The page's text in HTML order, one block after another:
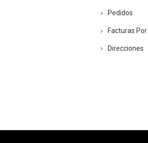
Pedidos
Facturas
Direcciones